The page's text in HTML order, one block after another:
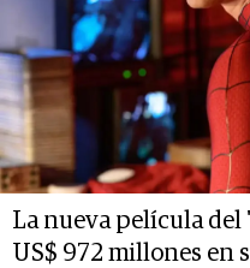
La nueva película del
US$ 972 millones en